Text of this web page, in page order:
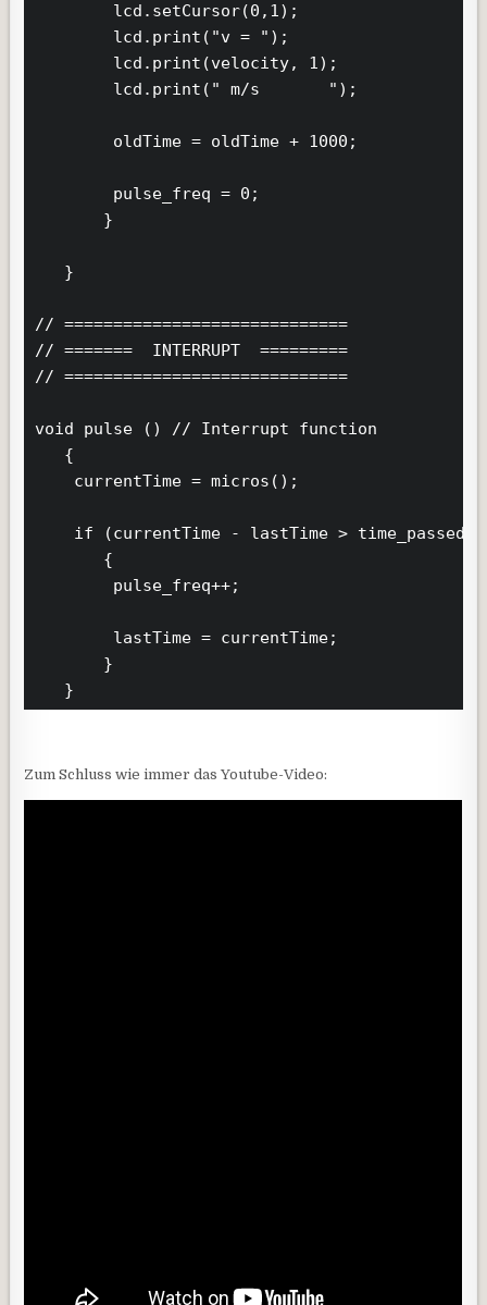
        lcd.setCursor(0,1);
        lcd.print("v = ");
        lcd.print(velocity, 1);
        lcd.print(" m/s       ");
        oldTime = oldTime + 1000;
        pulse_freq = 0;
       }
   }
// =============================
// =======  INTERRUPT  =========
// =============================
void pulse () // Interrupt function
   {
    currentTime = micros();
if (currentTime - lastTime >
       {
        pulse_freq++;
        lastTime = currentTime;
       }
   }
Zum Schluss wie immer das Youtube-Video: